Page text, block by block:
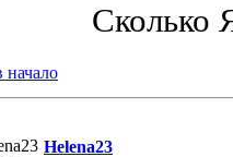
Cколько
начало
Helena23